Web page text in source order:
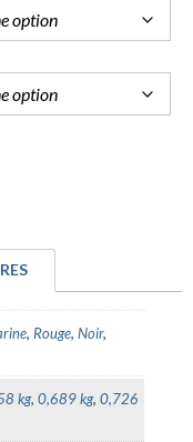
, Rouge, Noir,
kg, 0,689 kg, 0,726